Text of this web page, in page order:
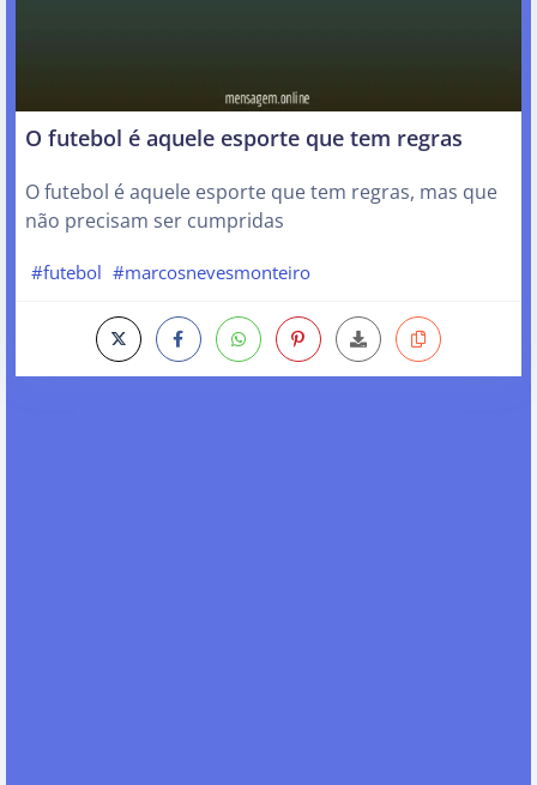
O futebol é aquele esporte que tem regras
O futebol é aquele esporte que tem regras, mas que
não precisam ser cumpridas
#futebol #marcosnevesmonteiro